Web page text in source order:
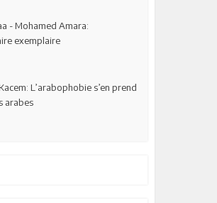
- Mohamed Amara:
exemplaire
L’arabophobie s’en prend
arabes